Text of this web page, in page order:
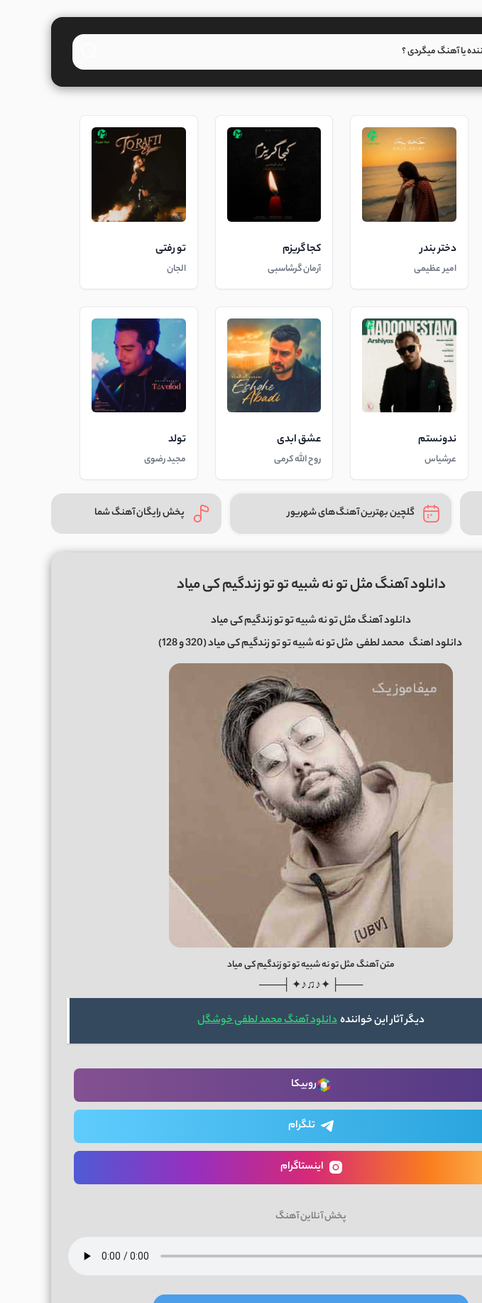
دختر بندر
امیر عظیمی
کجا گریزم
آرمان گرشاسبی
تو رفتی
الجان
ندونستم
عرشیاس
عشق ابدی
روح الله کرمی
تولد
مجید رضوی
گلچین بهترین آهنگ‌های شهریور پخش رایگان آهنگ شما
دانلود آهنگ مثل تو نه شبیه تو تو زندگیم کی میاد
دانلود آهنگ مثل تو نه شبیه تو تو زندگیم کی میاد
دانلود اهنگ محمد لطفی مثل تو نه شبیه تو تو زندگیم کی میاد(320 و 128)
متن آهنگ مثل تو نه شبیه تو تو زندگیم کی میاد
───├ ✦♪♫♪✦ ┤───
دیگر آثار این خوانندهدانلود آهنگ محمد لطفی خوشگل
روبیکا
تلگرام
اینستاگرام
پخش آنلاین آهنگ